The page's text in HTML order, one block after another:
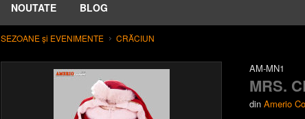
NOUTATE BLOG
SEZOANE și EVENIMENTE CRĂCIUN
AM-MN1
MRS.
din Amerio